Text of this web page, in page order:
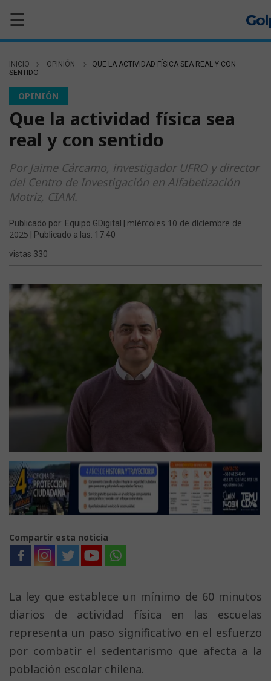
☰
INICIO OPINIÓN
QUE LA ACTIVIDAD FÍSICA SEA REAL Y CON
SENTIDO
OPINIÓN
Que la actividad física sea
real y con sentido
Por Jaime Cárcamo, investigador UFRO y director
del Centro de Investigación en Alfabetización
Motriz, CIAM.
Publicado por: Equipo GDigital | miércoles 10 de diciembre de
2025 | Publicado a las: 17:40
vistas 330
Compartir esta noticia
La ley que establece un mínimo de 60 minutos
diarios de actividad física en las escuelas
representa un paso significativo en el esfuerzo
por combatir el sedentarismo que afecta a la
población escolar chilena.